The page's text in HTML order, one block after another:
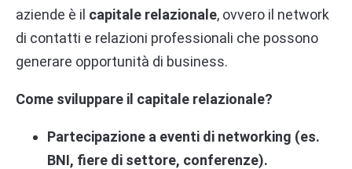
aziende è il capitale relazionale, ovvero il network
di contatti e relazioni professionali che possono
generare opportunità di business.
Come sviluppare il capitale relazionale?
Partecipazione a eventi di networking (es.
BNI, fiere di settore, conferenze).